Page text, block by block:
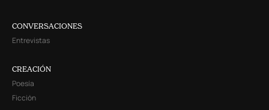
CONVERSACIONES
Entrevistas
CREACIÓN
Poesía
Ficción